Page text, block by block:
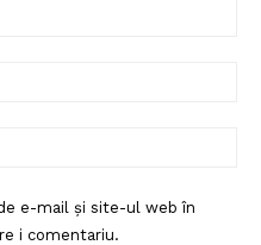
e-mail și site-ul web în
i comentariu.